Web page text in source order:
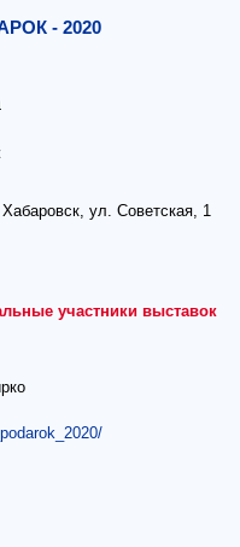
- 2020
ул. Советская, 1
участники выставок